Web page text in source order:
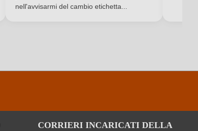
Ho dimenticato la mia password.
nell'avvisarmi del cambio etichetta...
CORRIERI INCARICATI DELLA